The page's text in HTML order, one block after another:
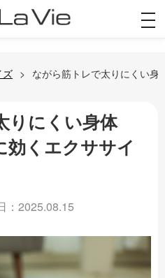
ズ ながら筋トレで太りにくい
りにくい身体
効くエクササイ
：2025.08.15